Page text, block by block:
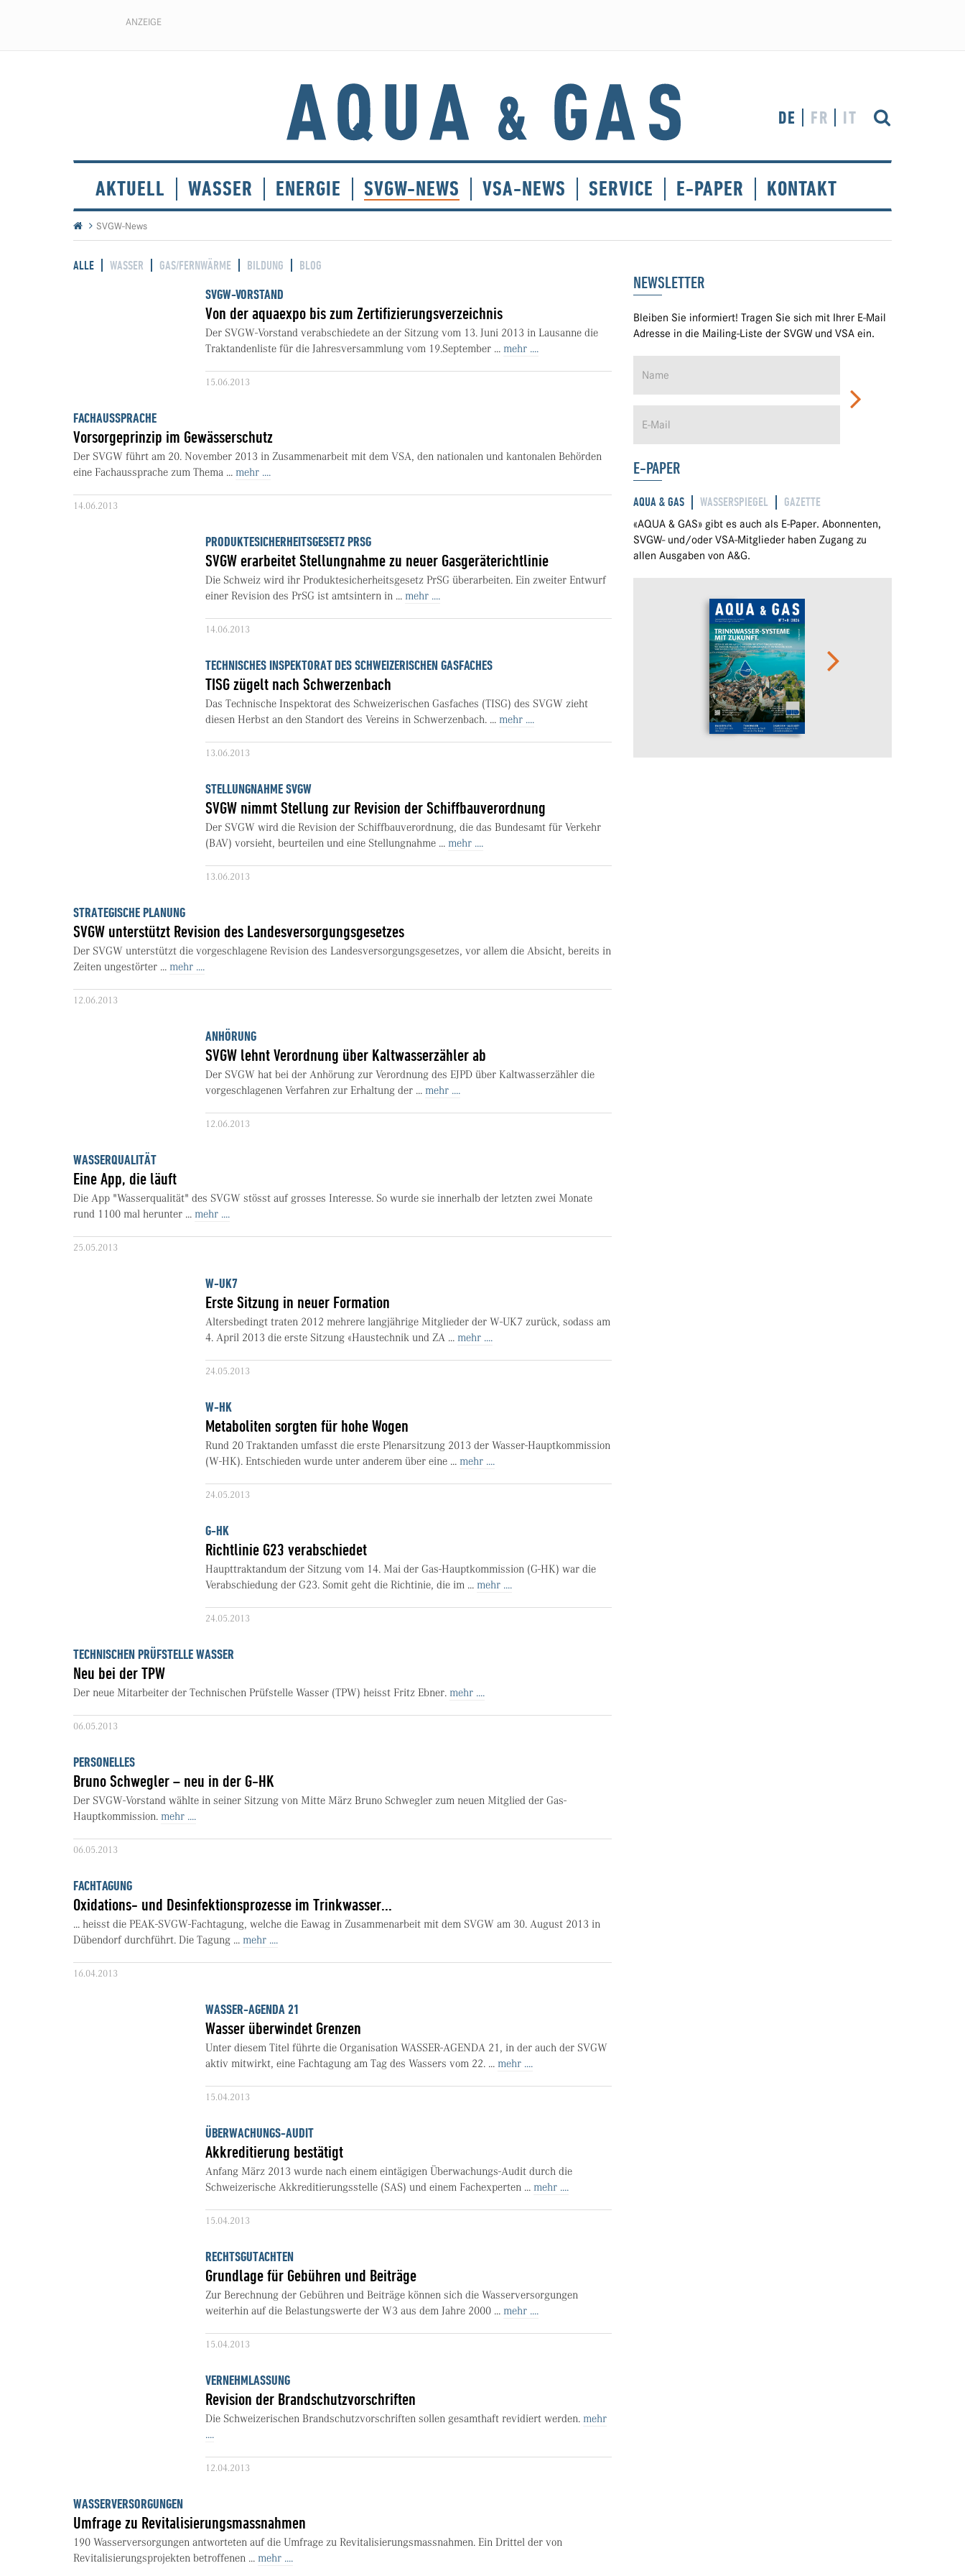
ANZEIGE
DE FR IT
AKTUELL WASSER ENERGIE SVGW-NEWS VSA-NEWS SERVICE E-PAPER KONTAKT
SVGW-News
ALLE WASSER GAS/FERNWÄRME BILDUNG BLOG
SVGW-VORSTAND
Von der aquaexpo bis zum Zertifizierungsverzeichnis
Der SVGW-Vorstand verabschiedete an der Sitzung vom 13. Juni 2013 in Lausanne die
Traktandenliste für die Jahresversammlung vom 19.September ... mehr ....
15.06.2013
FACHAUSSPRACHE
Vorsorgeprinzip im Gewässerschutz
Der SVGW führt am 20. November 2013 in Zusammenarbeit mit dem VSA, den nationalen und kantonalen Behörden
eine Fachaussprache zum Thema ... mehr ....
14.06.2013
PRODUKTESICHERHEITSGESETZ PRSG
SVGW erarbeitet Stellungnahme zu neuer Gasgeräterichtlinie
Die Schweiz wird ihr Produktesicherheitsgesetz PrSG überarbeiten. Ein zweiter Entwurf
einer Revision des PrSG ist amtsintern in ... mehr ....
14.06.2013
TECHNISCHES INSPEKTORAT DES SCHWEIZERISCHEN GASFACHES
TISG zügelt nach Schwerzenbach
Das Technische Inspektorat des Schweizerischen Gasfaches (TISG) des SVGW zieht
diesen Herbst an den Standort des Vereins in Schwerzenbach. ... mehr ....
13.06.2013
STELLUNGNAHME SVGW
SVGW nimmt Stellung zur Revision der Schiffbauverordnung
Der SVGW wird die Revision der Schiffbauverordnung, die das Bundesamt für Verkehr
(BAV) vorsieht, beurteilen und eine Stellungnahme ... mehr ....
13.06.2013
STRATEGISCHE PLANUNG
SVGW unterstützt Revision des Landesversorgungsgesetzes
Der SVGW unterstützt die vorgeschlagene Revision des Landesversorgungsgesetzes, vor allem die Absicht, bereits in
Zeiten ungestörter ... mehr ....
12.06.2013
ANHÖRUNG
SVGW lehnt Verordnung über Kaltwasserzähler ab
Der SVGW hat bei der Anhörung zur Verordnung des EJPD über Kaltwasserzähler die
vorgeschlagenen Verfahren zur Erhaltung der ... mehr ....
12.06.2013
WASSERQUALITÄT
Eine App, die läuft
Die App "Wasserqualität" des SVGW stösst auf grosses Interesse. So wurde sie innerhalb der letzten zwei Monate
rund 1100 mal herunter ... mehr ....
25.05.2013
W-UK7
Erste Sitzung in neuer Formation
Altersbedingt traten 2012 mehrere langjährige Mitglieder der W-UK7 zurück, sodass am
4. April 2013 die erste Sitzung «Haustechnik und ZA ... mehr ....
24.05.2013
W-HK
Metaboliten sorgten für hohe Wogen
Rund 20 Traktanden umfasst die erste Plenarsitzung 2013 der Wasser-Hauptkommission
(W-HK). Entschieden wurde unter anderem über eine ... mehr ....
24.05.2013
G-HK
Richtlinie G23 verabschiedet
Haupttraktandum der Sitzung vom 14. Mai der Gas-Hauptkommission (G-HK) war die
Verabschiedung der G23. Somit geht die Richtinie, die im ... mehr ....
24.05.2013
TECHNISCHEN PRÜFSTELLE WASSER
Neu bei der TPW
Der neue Mitarbeiter der Technischen Prüfstelle Wasser (TPW) heisst Fritz Ebner. mehr ....
06.05.2013
PERSONELLES
Bruno Schwegler – neu in der G-HK
Der SVGW-Vorstand wählte in seiner Sitzung von Mitte März Bruno Schwegler zum neuen Mitglied der Gas-
Hauptkommission. mehr ....
06.05.2013
FACHTAGUNG
Oxidations- und Desinfektionsprozesse im Trinkwasser...
... heisst die PEAK-SVGW-Fachtagung, welche die Eawag in Zusammenarbeit mit dem SVGW am 30. August 2013 in
Dübendorf durchführt. Die Tagung ... mehr ....
16.04.2013
WASSER-AGENDA 21
Wasser überwindet Grenzen
Unter diesem Titel führte die Organisation WASSER-AGENDA 21, in der auch der SVGW
aktiv mitwirkt, eine Fachtagung am Tag des Wassers vom 22. ... mehr ....
15.04.2013
ÜBERWACHUNGS-AUDIT
Akkreditierung bestätigt
Anfang März 2013 wurde nach einem eintägigen Überwachungs-Audit durch die
Schweizerische Akkreditierungsstelle (SAS) und einem Fachexperten ... mehr ....
15.04.2013
RECHTSGUTACHTEN
Grundlage für Gebühren und Beiträge
Zur Berechnung der Gebühren und Beiträge können sich die Wasserversorgungen
weiterhin auf die Belastungswerte der W3 aus dem Jahre 2000 ... mehr ....
15.04.2013
VERNEHMLASSUNG
Revision der Brandschutzvorschriften
Die Schweizerischen Brandschutzvorschriften sollen gesamthaft revidiert werden. mehr
....
12.04.2013
WASSERVERSORGUNGEN
Umfrage zu Revitalisierungsmassnahmen
190 Wasserversorgungen antworteten auf die Umfrage zu Revitalisierungsmassnahmen. Ein Drittel der von
Revitalisierungsprojekten betroffenen ... mehr ....
NEWSLETTER
Bleiben Sie informiert! Tragen Sie sich mit Ihrer E-Mail
Adresse in die Mailing-Liste der SVGW und VSA ein.
E-PAPER
AQUA & GAS WASSERSPIEGEL GAZETTE
«AQUA & GAS» gibt es auch als E-Paper. Abonnenten,
SVGW- und/oder VSA-Mitglieder haben Zugang zu
allen Ausgaben von A&G.